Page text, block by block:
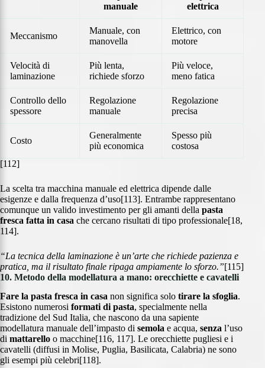
manuale
elettrica
Meccanismo
Manuale, con
manovella
Elettrico, con
motore
Velocità di
laminazione
Più lenta,
richiede sforzo
Più veloce,
meno fatica
Controllo dello
spessore
Regolazione
manuale
Regolazione
precisa
Costo
Generalmente
più economica
Spesso più
costosa
[112]
La scelta tra macchina manuale ed elettrica dipende dalle
esigenze e dalla frequenza d’uso[113]. Entrambe rappresentano
comunque un valido investimento per gli amanti della pasta
fresca fatta in casa che cercano risultati di tipo professionale[18,
114].
“La tecnica della laminazione è un’arte che richiede pazienza e
pratica, ma il risultato finale ripaga ampiamente lo sforzo.”[115]
10. Metodo della modellatura a mano: orecchiette e cavatelli
Fare la pasta fresca in casa non significa solo tirare la sfoglia.
Esistono numerosi formati di pasta, specialmente nella
tradizione del Sud Italia, che nascono da una sapiente
modellatura manuale dell’impasto di semola e acqua, senza l’uso
di mattarello o macchine[116, 117]. Le orecchiette pugliesi e i
cavatelli (diffusi in Molise, Puglia, Basilicata, Calabria) ne sono
gli esempi più celebri[118].